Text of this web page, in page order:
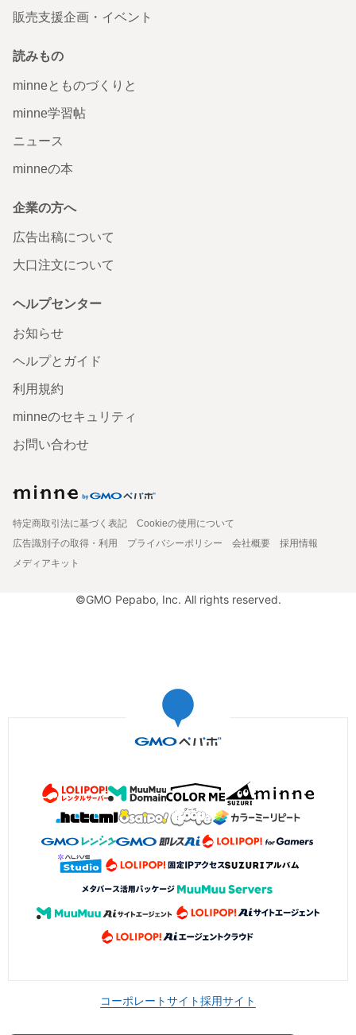
販売支援企画・イベント
読みもの
minneとものづくりと
minne学習帖
ニュース
minneの本
企業の方へ
広告出稿について
大口注文について
ヘルプセンター
お知らせ
ヘルプとガイド
利用規約
minneのセキュリティ
お問い合わせ
特定商取引法に基づく表記
Cookieの使用について
広告識別子の取得・利用
プライバシーポリシー 会社概要
採用情報
メディアキット
©GMO Pepabo, Inc. All rights reserved.
コーポレートサイト採用サイト